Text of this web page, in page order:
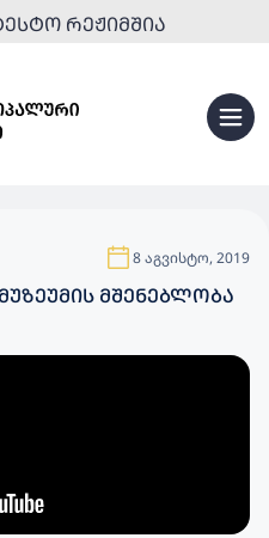
ᲠᲔᲟᲘᲛᲨᲘᲐ
8 აგვისტო, 2019
ᲛᲨᲔᲜᲔᲑᲚᲝᲑᲐ